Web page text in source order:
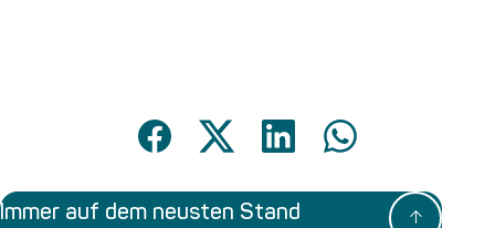
Immer auf dem neusten Stand